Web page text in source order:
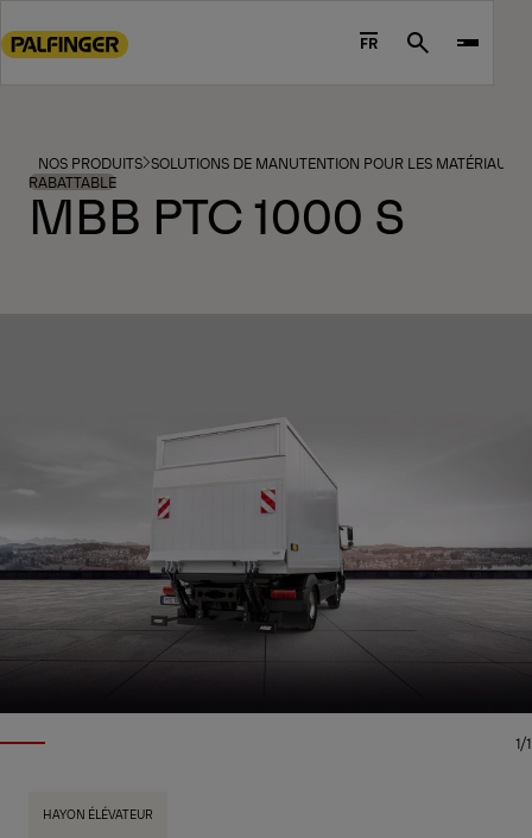
to
footer
content
FR Search
NOS PRODUITS SOLUTIONS DE MANUTENTION POUR LES MATÉRIAUX
RABATTABLE
MBB PTC 1000 S
1/1
HAYON ÉLÉVATEUR